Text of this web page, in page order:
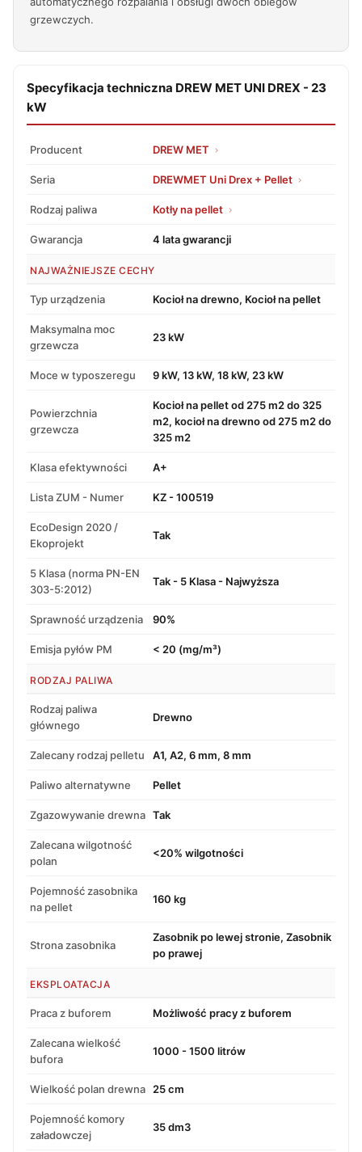
grzewczych.
Specyfikacja techniczna DREW MET UNI DREX - 23
kW
Producent DREW MET
Seria DREWMET Uni Drex + Pellet
Rodzaj paliwa Kotły na pellet
Gwarancja 4 lata gwarancji
NAJWAŻNIEJSZE CECHY
Typ urządzenia Kocioł na drewno, Kocioł na pellet
Maksymalna moc
grzewcza
23 kW
Moce w typoszeregu 9 kW, 13 kW, 18 kW, 23 kW
Powierzchnia
grzewcza
Kocioł na pellet od 275 m2 do 325
m2, kocioł na drewno od 275 m2 do
325 m2
Klasa efektywności A+
Lista ZUM - Numer KZ - 100519
EcoDesign 2020 /
Ekoprojekt
Tak
5 Klasa (norma PN-EN
303-5:2012)
Tak - 5 Klasa - Najwyższa
Sprawność urządzenia 90%
Emisja pyłów PM < 20 (mg/m³)
RODZAJ PALIWA
Rodzaj paliwa
głównego
Drewno
Zalecany rodzaj pelletu A1, A2, 6 mm, 8 mm
Paliwo alternatywne Pellet
Zgazowywanie drewna Tak
Zalecana wilgotność
polan
<20% wilgotności
Pojemność zasobnika
na pellet
160 kg
Strona zasobnika
Zasobnik po lewej stronie, Zasobnik
po prawej
EKSPLOATACJA
Praca z buforem Możliwość pracy z buforem
Zalecana wielkość
bufora
1000 - 1500 litrów
Wielkość polan drewna 25 cm
Pojemność komory
załadowczej
35 dm3